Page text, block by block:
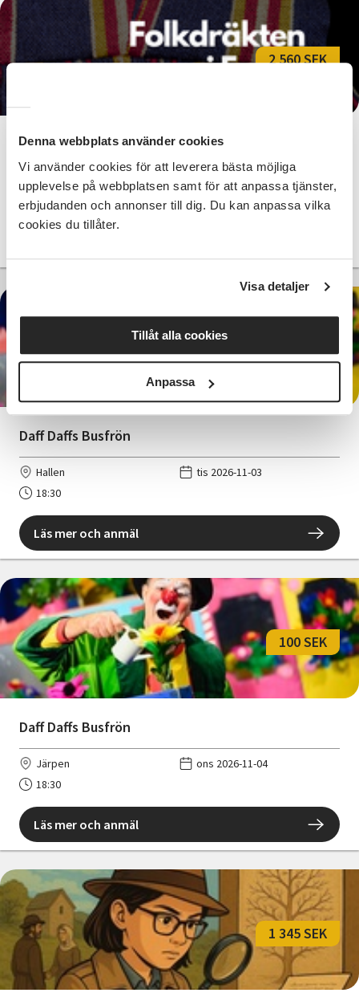
Denna webbplats använder cookies
Vi använder cookies för att leverera bästa möjliga
upplevelse på webbplatsen samt för att anpassa tjänster,
erbjudanden och annonser till dig. Du kan anpassa vilka
cookies du tillåter.
Visa detaljer
Tillåt alla cookies
Anpassa
Folkdräkten i fokus
2 560 SEK
Hede
lör 2026-10-31
10:00
Daff Daffs Busfrön
100 SEK
Hallen
tis 2026-11-03
18:30
Läs mer och anmäl
Daff Daffs Busfrön
100 SEK
Järpen
ons 2026-11-04
18:30
Läs mer och anmäl
1 345 SEK